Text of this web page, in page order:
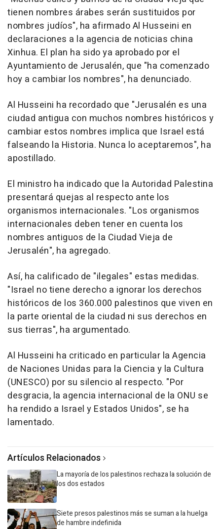
tienen nombres árabes serán sustituidos por
nombres judíos", ha afirmado Al Husseini en
declaraciones a la agencia de noticias china
Xinhua. El plan ha sido ya aprobado por el
Ayuntamiento de Jerusalén, que "ha comenzado
hoy a cambiar los nombres", ha denunciado.
Al Husseini ha recordado que "Jerusalén es una
ciudad antigua con muchos nombres históricos y
cambiar estos nombres implica que Israel está
falseando la Historia. Nunca lo aceptaremos", ha
apostillado.
El ministro ha indicado que la Autoridad Palestina
presentará quejas al respecto ante los
organismos internacionales. "Los organismos
internacionales deben tener en cuenta los
nombres antiguos de la Ciudad Vieja de
Jerusalén", ha agregado.
Así, ha calificado de "ilegales" estas medidas.
"Israel no tiene derecho a ignorar los derechos
históricos de los 360.000 palestinos que viven en
la parte oriental de la ciudad ni sus derechos en
sus tierras", ha argumentado.
Al Husseini ha criticado en particular la Agencia
de Naciones Unidas para la Ciencia y la Cultura
(UNESCO) por su silencio al respecto. "Por
desgracia, la agencia internacional de la ONU se
ha rendido a Israel y Estados Unidos", se ha
lamentado.
Artículos Relacionados
La mayoría de los palestinos rechaza la solución de
los dos estados
Siete presos palestinos más se suman a la huelga
de hambre indefinida